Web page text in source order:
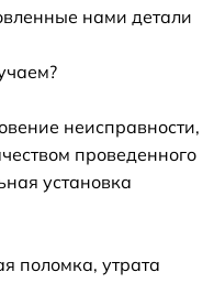
нами детали
неисправности,
проведенного
установка
поломка, утрата